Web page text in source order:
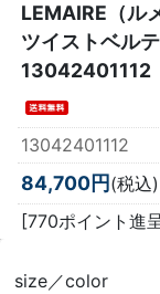
LEMAIRE（ル
ツイストベル
13042401112
13042401112
84,700円(税込)
[770ポイント進
size／color